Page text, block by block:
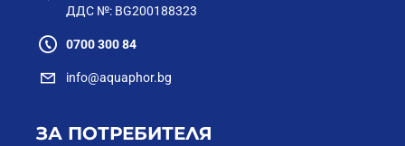
ДДС №: BG200188323
0700 300 84
info@aquaphor.bg
ЗА ПОТРЕБИТЕЛЯ